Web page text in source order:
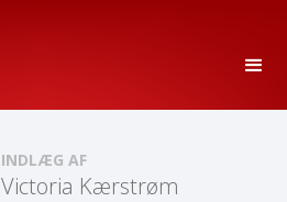
INDLÆG AF
Victoria Kærstrøm